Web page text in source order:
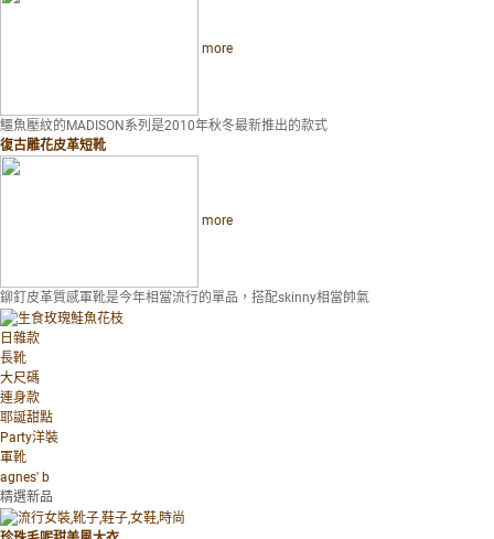
more
鱷魚壓紋的MADISON系列是2010年秋冬最新推出的款式
復古雕花皮革短靴
more
鉚釘皮革質感軍靴是今年相當流行的單品，搭配skinny相當帥氣
日雜款
長靴
大尺碼
連身款
耶誕甜點
Party洋裝
軍靴
agnes' b
精選新品